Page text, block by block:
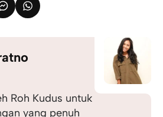
Roh Kudus untuk
yang penuh